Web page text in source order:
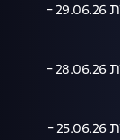
המהדורה המרכזית 29.06.26 -
המהדורה המרכזית 28.06.26 -
המהדורה המרכזית 25.06.26 -